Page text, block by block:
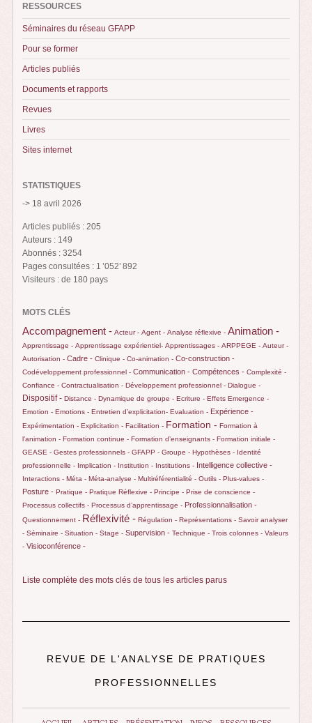
RESSOURCES
Séminaires du réseau GFAPP
Pour se former
Articles publiés
Documents et rapports
Revues
Livres
Sites internet
STATISTIQUES
-> 18 avril 2026
Articles publiés : 205
Auteurs : 149
Abonnés : 3254
Pages consultées : 1 ’052’ 892
Visiteurs : de 180 pays
MOTS CLÉS
Accompagnement - Acteur - Agent - Analyse réflexive - Animation -
Apprentissage - Apprentissage expérientiel- Apprentissages - ARPPEGE - Auteur -
Autorisation - Cadre - Clinique - Co-animation - Co-construction -
Codéveloppement professionnel - Communication - Compétences - Complexité -
Confiance - Contractualisation - Développement professionnel - Dialogue -
Dispositif - Distance - Dynamique de groupe - Ecriture - Effets Emergence -
Emotion - Emotions - Entretien d’explicitation- Evaluation - Expérience -
Expérimentation - Explicitation - Facilitation - Formation - Formation à
l’animation - Formation continue - Formation d’enseignants - Formation initiale -
GEASE - Gestes professionnels - GFAPP - Groupe - Hypothèses - Identité
professionnelle - Implication - Institution - Institutions - Intelligence collective -
Interactions - Méta - Méta-analyse - Multiréférentialité - Outils - Plus-values -
Posture - Pratique - Pratique Réflexive - Principe - Prise de conscience -
Processus collectifs - Processus d’apprentissage - Professionnalisation -
Questionnement - Réflexivité - Régulation - Représentations - Savoir analyser
- Séminaire - Situation - Stage - Supervision - Technique - Trois colonnes - Valeurs
- Visioconférence -
Liste complète des mots clés de tous les articles parus
REVUE DE L'ANALYSE DE PRATIQUES
PROFESSIONNELLES